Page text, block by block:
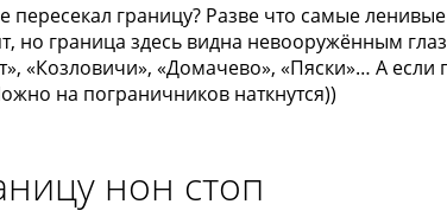
пересекал границу? Разве что самые
но граница здесь видна невооружённым
«Козловичи», «Домачево», «Пяски»… А
на пограничников наткнутся))
нон стоп